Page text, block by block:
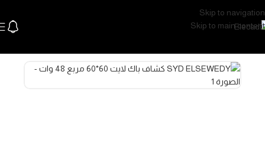
Skip to navigation
Skip to main content